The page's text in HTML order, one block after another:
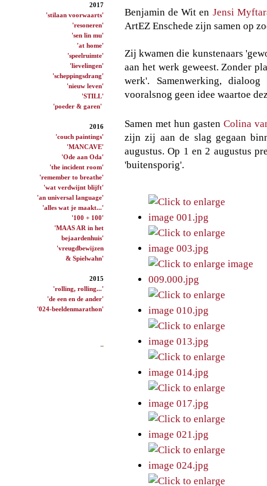
2017
'stilaan voorwaarts'
'resoneren'
'sen lin mu'
'at home'
'speelruimte'
'lievelingen'
'scheppingsdrang'
'nieuw leven'
'STILL'
'poeder & garen'
2016
'couch paintings'
'MANCAVE'
'Ode aan Oda'
'the incident room'
'remember to breathe'
'wat verdwijnt blijft'
'an universal language'
'alles wat je maakt...'
'100 + 100'
'MAAS AR in het
bejaardenhuis'
'vreugdbewijzen
& Spielwahn'
2015
'rolling, rolling...'
'de een en de ander'
'024-beeldenmarathon'
Benjamin de Wit en Jensi
ArtEZ Enschede zijn samen op
Zij kwamen die kunstenaars
aan het werk geweest. Zonder
werk'. Samenwerking,
vooralsnog geen idee waartoe
Samen met hun gasten Colina
zijn zij aan de slag gegaan
augustus. Op 1 en 2 augustus
'buitensporig'.